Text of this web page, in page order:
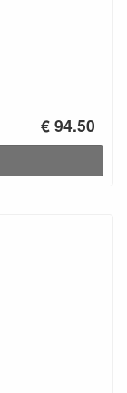
€ 94.50